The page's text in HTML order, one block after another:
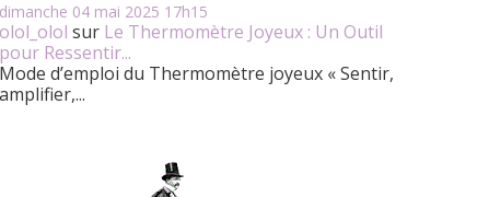
dimanche 04 mai 2025 17h15
olol_olol sur Le Thermomètre Joyeux : Un Outil
pour Ressentir...
Mode d’emploi du Thermomètre joyeux « Sentir,
amplifier,...